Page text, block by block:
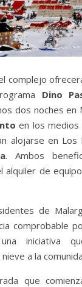
complejo
Dino
dos noches en
en los medios
alojarse en Los
. Ambos
alquiler de
de
comprobable
una iniciativa
a la
que